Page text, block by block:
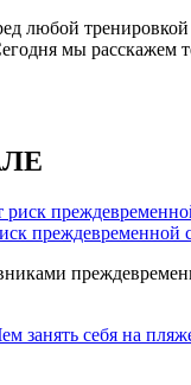
любой тренировкой
мы расскажем
преждевременной
занять себя на